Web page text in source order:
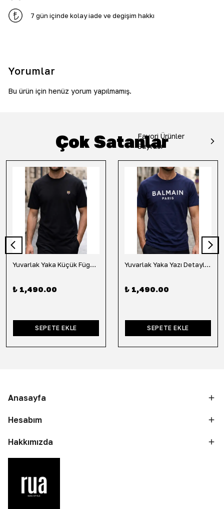
7 gün içinde kolay iade ve değişim hakkı
Yorumlar
Bu ürün için henüz yorum yapılmamış.
Çok Satanlar
Favori Ürünler
Sayfası
Yuvarlak Yaka Küçük Fügür Detaylı Tişört-Siyah
₺ 1,490.00
SEPETE EKLE
Yuvarlak Yaka Yazı Detaylı Tişört-Lacivert
₺ 1,490.00
SEPETE EKLE
Anasayfa
Hesabım
Hakkımızda